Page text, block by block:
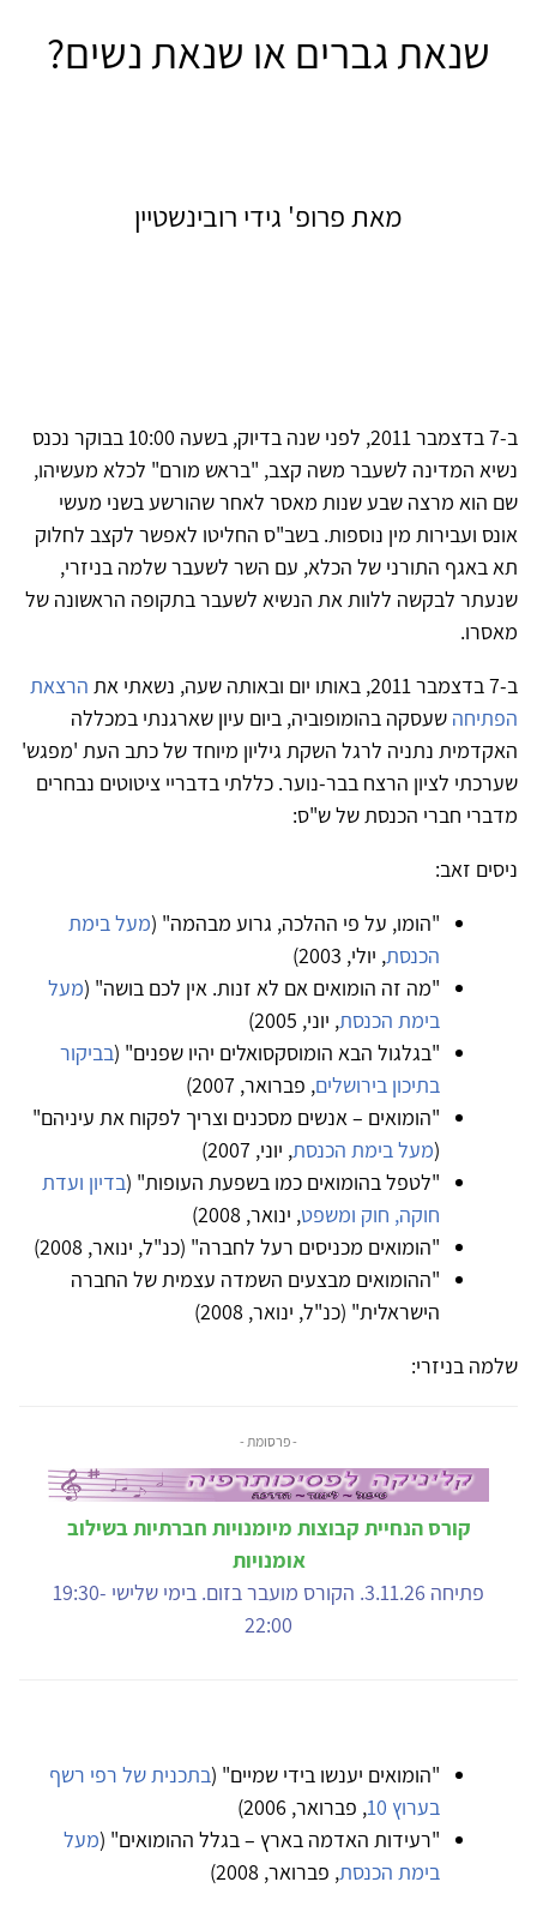
שנאת גברים או שנאת נשים?
מאת פרופ' גידי רובינשטיין
ב-7 בדצמבר 2011, לפני שנה בדיוק, בשעה 10:00 בבוקר נכנס
נשיא המדינה לשעבר משה קצב, "בראש מורם" לכלא מעשיהו,
שם הוא מרצה שבע שנות מאסר לאחר שהורשע בשני מעשי
אונס ועבירות מין נוספות. בשב"ס החליטו לאפשר לקצב לחלוק
תא באגף התורני של הכלא, עם השר לשעבר שלמה בניזרי,
שנעתר לבקשה ללוות את הנשיא לשעבר בתקופה הראשונה של
מאסרו.
ב-7 בדצמבר 2011, באותו יום ובאותה שעה, נשאתי את
הרצאת
הפתיחה שעסקה בהומופוביה, ביום עיון שארגנתי במכללה
האקדמית נתניה לרגל השקת גיליון מיוחד של כתב העת 'מפגש'
שערכתי לציון הרצח בבר-נוער. כללתי בדבריי ציטוטים נבחרים
מדברי חברי הכנסת של ש"ס:
ניסים זאב:
"הומו, על פי ההלכה, גרוע מבהמה" (מעל בימת
הכנסת, יולי, 2003)
"מה זה הומואים אם לא זנות. אין לכם בושה" (מעל
בימת הכנסת, יוני, 2005)
"בגלגול הבא הומוסקסואלים יהיו שפנים" (בביקור
בתיכון בירושלים, פברואר, 2007)
"הומואים – אנשים מסכנים וצריך לפקוח את עיניהם"
(מעל בימת הכנסת, יוני, 2007)
"לטפל בהומואים כמו בשפעת העופות" (בדיון ועדת
חוקה, חוק ומשפט, ינואר, 2008)
"הומואים מכניסים רעל לחברה" (כנ"ל, ינואר, 2008)
"ההומואים מבצעים השמדה עצמית של החברה
הישראלית" (כנ"ל, ינואר, 2008)
שלמה בניזרי:
- פרסומת -
קורס הנחיית קבוצות מיומנויות חברתיות בשילוב
אומנויות
פתיחה 3.11.26. הקורס מועבר בזום. בימי שלישי 19:30-
22:00
"הומואים יענשו בידי שמיים" (בתכנית של רפי רשף
בערוץ 10
, פברואר, 2006)
"רעידות האדמה בארץ – בגלל ההומואים" (מעל
בימת הכנסת, פברואר, 2008)